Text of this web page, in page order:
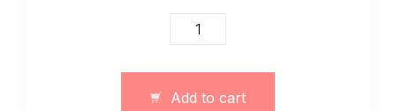
Sweter
Add to cart